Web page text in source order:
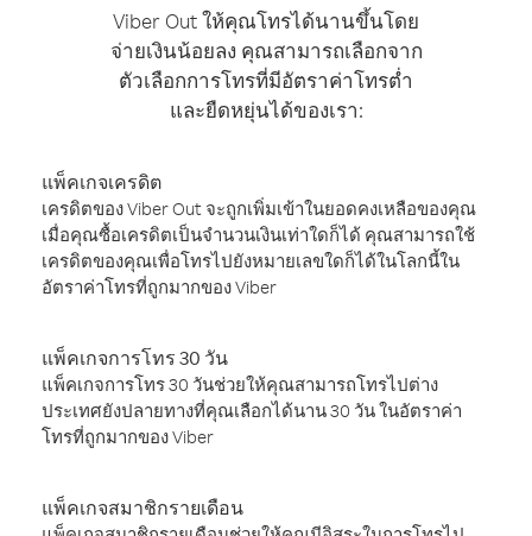
Viber Out ให้คุณโทรได้นานขึ้นโดย
จ่ายเงินน้อยลง คุณสามารถเลือกจาก
ตัวเลือกการโทรที่มีอัตราค่าโทรต่ำ
และยืดหยุ่นได้ของเรา:
แพ็คเกจเครดิต
เครดิตของ Viber Out จะถูกเพิ่มเข้าในยอดคงเหลือของคุณ
เมื่อคุณซื้อเครดิตเป็นจำนวนเงินเท่าใดก็ได้ คุณสามารถใช้
เครดิตของคุณเพื่อโทรไปยังหมายเลขใดก็ได้ในโลกนี้ใน
อัตราค่าโทรที่ถูกมากของ Viber
แพ็คเกจการโทร 30 วัน
แพ็คเกจการโทร 30 วันช่วยให้คุณสามารถโทรไปต่าง
ประเทศยังปลายทางที่คุณเลือกได้นาน 30 วัน ในอัตราค่า
โทรที่ถูกมากของ Viber
แพ็คเกจสมาชิกรายเดือน